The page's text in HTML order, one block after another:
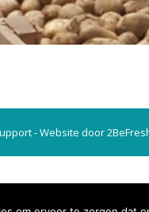
- Website door